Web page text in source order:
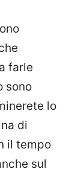
farle
sono
lo
di
il tempo
sul